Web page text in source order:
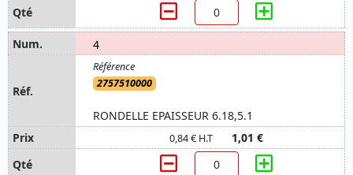
4
2757510000
RONDELLE EPAISSEUR 6.18,5.1
0,84 € H.T 1,01 €